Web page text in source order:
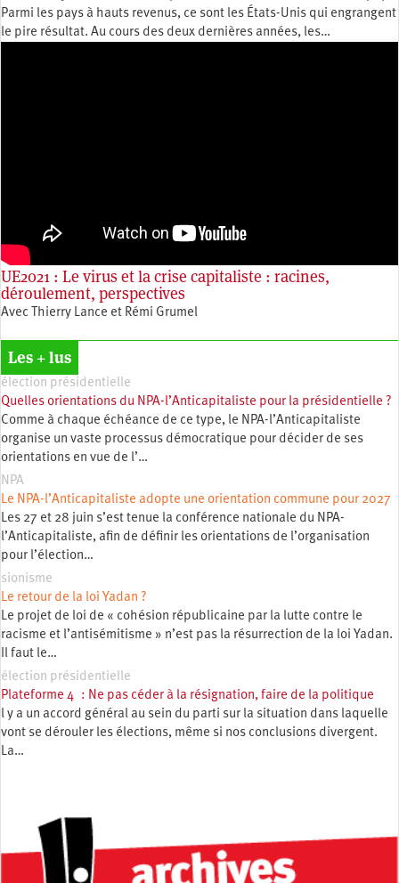
Parmi les pays à hauts revenus, ce sont les États-Unis qui engrangent
le pire résultat. Au cours des deux dernières années, les…
UE2021 : Le virus et la crise capitaliste : racines,
déroulement, perspectives
Avec Thierry Lance et Rémi Grumel
Les + lus
élection présidentielle
Quelles orientations du NPA-l’Anticapitaliste pour la présidentielle ?
Comme à chaque échéance de ce type, le NPA-l’Anticapitaliste
organise un vaste processus démocratique pour décider de ses
orientations en vue de l’…
NPA
Le NPA-l’Anticapitaliste adopte une orientation commune pour 2027
Les 27 et 28 juin s’est tenue la conférence nationale du NPA-
l’Anticapitaliste, afin de définir les orientations de l’organisation
pour l’élection…
sionisme
Le retour de la loi Yadan ?
Le projet de loi de « cohésion républicaine par la lutte contre le
racisme et l’antisémitisme » n’est pas la résurrection de la loi Yadan.
Il faut le…
élection présidentielle
Plateforme 4 : Ne pas céder à la résignation, faire de la politique
l y a un accord général au sein du parti sur la situation dans laquelle
vont se dérouler les élections, même si nos conclusions divergent.
La…